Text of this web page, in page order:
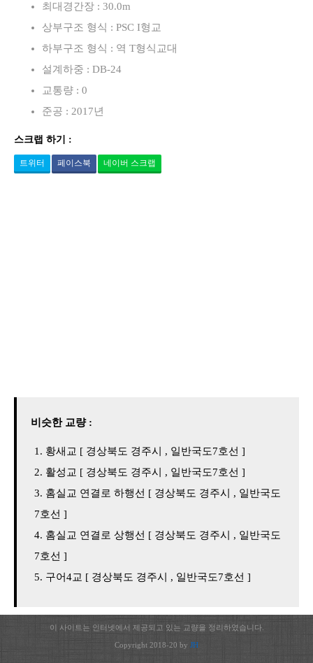
최대경간장 : 30.0m
상부구조 형식 : PSC I형교
하부구조 형식 : 역 T형식교대
설계하중 : DB-24
교통량 : 0
준공 : 2017년
스크랩 하기 :
트위터 페이스북 네이버 스크랩
비슷한 교량 :
황새교 [ 경상북도 경주시 , 일반국도7호선 ]
활성교 [ 경상북도 경주시 , 일반국도7호선 ]
홈실교 연결로 하행선 [ 경상북도 경주시 , 일반국도
7호선 ]
홈실교 연결로 상행선 [ 경상북도 경주시 , 일반국도
7호선 ]
구어4교 [ 경상북도 경주시 , 일반국도7호선 ]
이 사이트는 인터넷에서 제공되고 있는 교량을 정리하였습니다.
Copyright 2018-20 by JH